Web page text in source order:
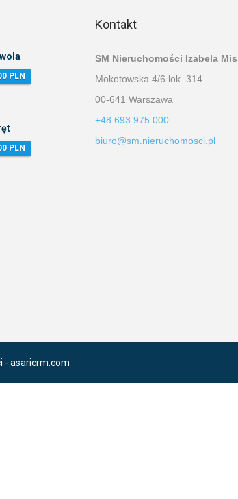
PLN
PLN
Kontakt
SM Nieruchomości Izabela
Mokotowska 4/6 lok. 314
00-641 Warszawa
+48 693 975 000
biuro@sm.nieruchomosci.pl
- asaricrm.com